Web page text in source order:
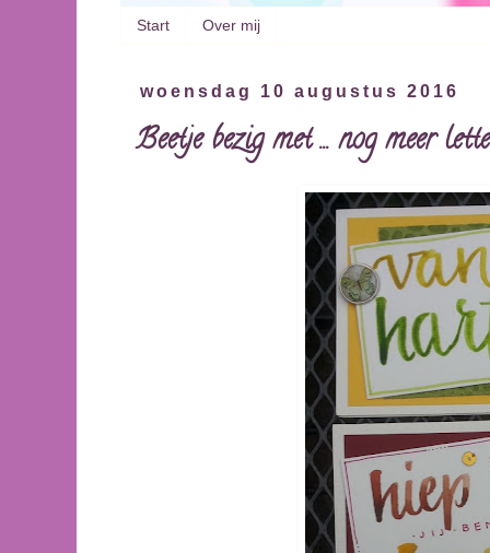
Start Over mij
woensdag 10 augustus 2016
Beetje bezig met ... nog meer